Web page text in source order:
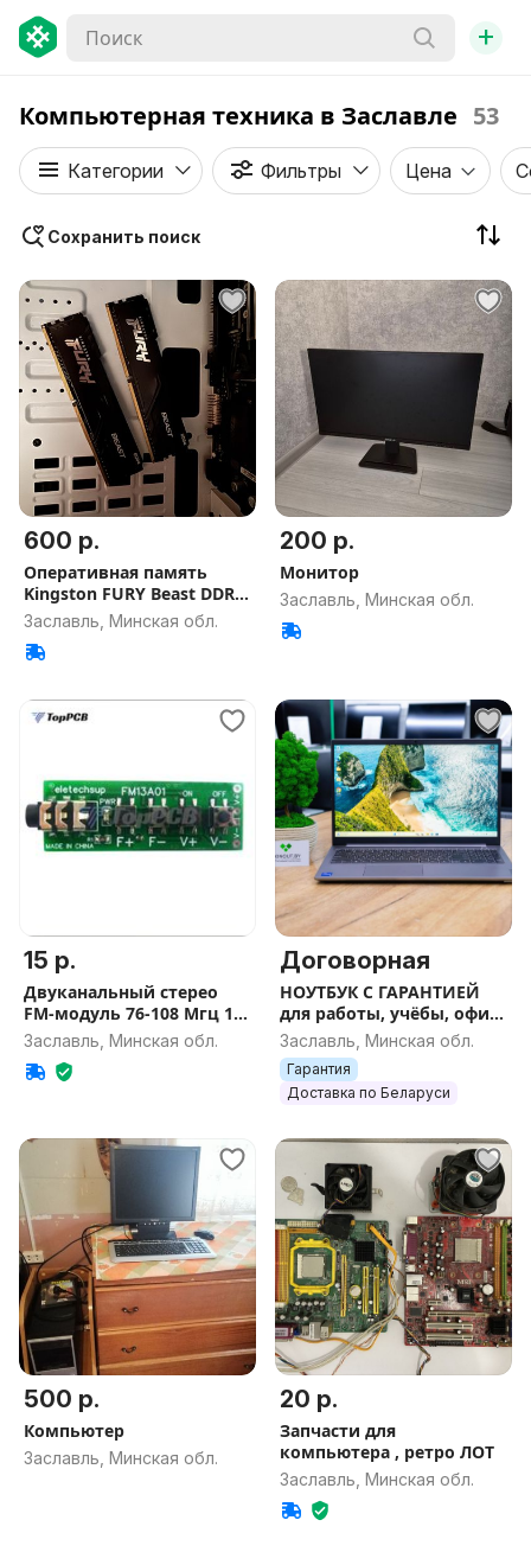
+
Компьютерная техника в Заславле 53
Категории Фильтры Цена
Сохранить поиск
600 р.
Оперативная память
Kingston FURY Beast DDR4
32GB
Заславль, Минская обл.
200 р.
Монитор
Заславль, Минская обл.
15 р.
Двуканальный стерео
FM-модуль 76-108 Мгц 16
руб.
Заславль, Минская обл.
Договорная
НОУТБУК С ГАРАНТИЕЙ
для работы, учёбы, офиса
и игр
Заславль, Минская обл.
Гарантия
Доставка по Беларуси
500 р.
Компьютер
Заславль, Минская обл.
20 р.
Запчасти для
компьютера , ретро ЛОТ
Заславль, Минская обл.